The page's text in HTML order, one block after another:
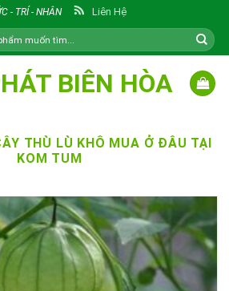
- TRÍ - NHÂN Liên Hệ
BIÊN HÒA
THÙ LÙ KHÔ MUA Ở ĐÂU TẠI
KOM TUM